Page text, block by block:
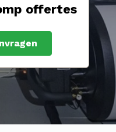
offertes